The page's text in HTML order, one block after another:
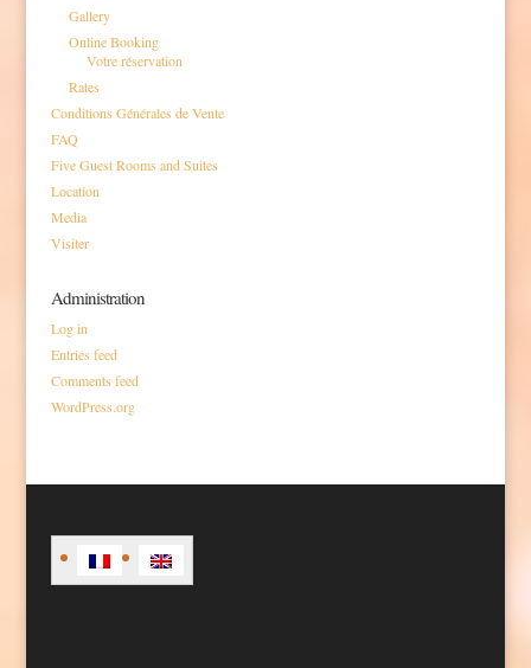
Gallery
Online Booking
Votre réservation
Rates
Conditions Générales de Vente
FAQ
Five Guest Rooms and Suites
Location
Media
Visiter
Administration
Log in
Entries feed
Comments feed
WordPress.org